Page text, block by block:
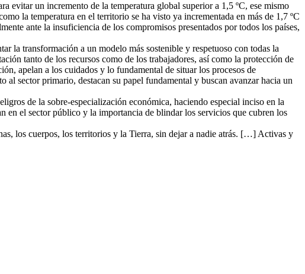
evitar un incremento de la temperatura global superior a 1,5 ºC, ese mismo
la temperatura en el territorio se ha visto ya incrementada en más de 1,7 ºC
ante la insuficiencia de los compromisos presentados por todos los países,
la transformación a un modelo más sostenible y respetuoso con todas la
tanto de los recursos como de los trabajadores, así como la protección de
apelan a los cuidados y lo fundamental de situar los procesos de
sector primario, destacan su papel fundamental y buscan avanzar hacia un
de la sobre-especialización económica, haciendo especial inciso en la
en el sector público y la importancia de blindar los servicios que cubren los
los cuerpos, los territorios y la Tierra, sin dejar a nadie atrás. […] Activas y